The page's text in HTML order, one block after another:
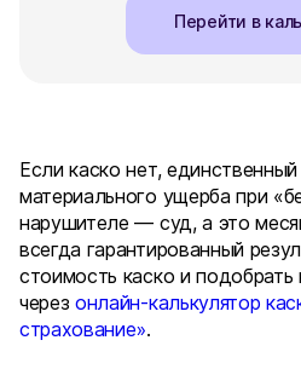
Перейти в
Если каско нет,
материального ущерба при
нарушителе — суд, а это
всегда гарантированный
стоимость каско и
черезонлайн-калькулятор
страхование».